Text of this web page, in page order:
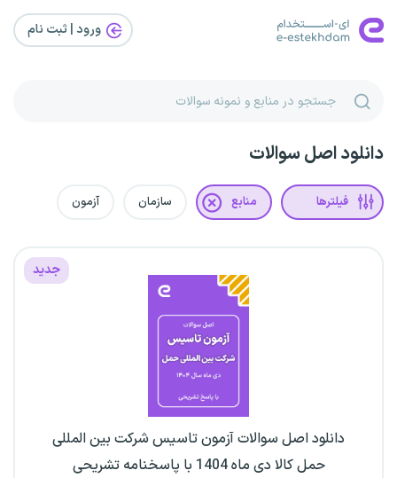
ورود | ثبت‌ نام
دانلود اصل سوالات
فیلترها منابع سازمان آزمون
جدید
دانلود اصل سوالات آزمون تاسیس شرکت بین المللی
حمل کالا دی ماه 1404 با پاسخنامه تشریحی